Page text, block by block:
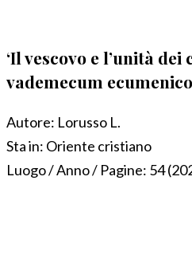
‘Il vescovo e l’unità
vademecum
Autore: Lorusso L.
Sta in: Oriente cristiano
Luogo / Anno / Pagine: 54